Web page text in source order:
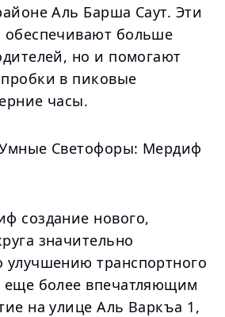
Аль Барша Саут. Эти
обеспечивают больше
но и помогают
в пиковые
часы.
Светофоры: Мердиф
создание нового,
значительно
улучшению транспортного
еще более впечатляющим
на улице Аль Варкъа 1,